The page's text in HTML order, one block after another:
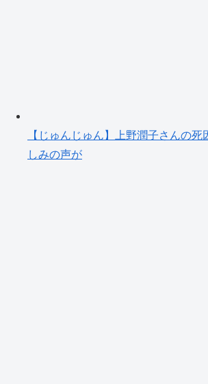
【じゅんじゅん】上野潤子さんの
しみの声が